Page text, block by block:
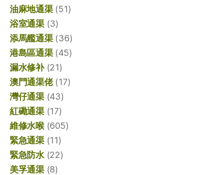
油麻地通渠(51)
浴室通渠(3)
添馬艦通渠(36)
港島區通渠(45)
漏水修补(21)
澳門通渠佬(17)
灣仔通渠(43)
紅磡通渠(17)
維修水喉(605)
緊急通渠(11)
緊急防水(22)
美孚通渠(8)